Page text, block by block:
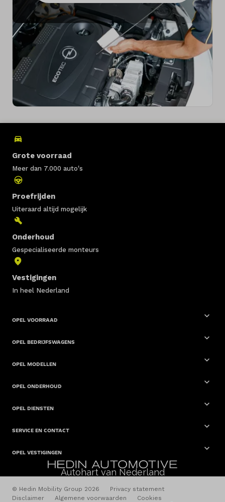
Grote voorraad
Meer dan 7.000 auto's
Proefrijden
Uiteraard altijd mogelijk
Onderhoud
Gespecialiseerde monteurs
Vestigingen
In heel Nederland
OPEL VOORRAAD
OPEL BEDRIJFSWAGENS
OPEL MODELLEN
OPEL ONDERHOUD
OPEL DIENSTEN
SERVICE EN CONTACT
OPEL VESTIGINGEN
Autohart van Nederland
© Hedin Mobility Group 2026
Privacy statement
Disclaimer
Algemene voorwaarden Cookies